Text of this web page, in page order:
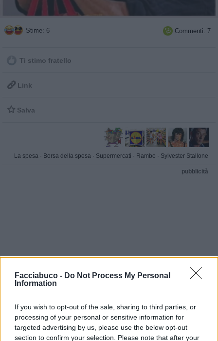
Facciabuco - Do Not Process My Personal
Information
If you wish to opt-out of the sale, sharing to third parties, or
processing of your personal or sensitive information for
targeted advertising by us, please use the below opt-out
section to confirm your selection. Please note that after your
Stime: 6  Commenti: 7
Ti stimo fratello
 Link
 Salva
La spesa · Borsa della spesa · Supermercati · Rambo · Sylvester Stallone
pubblicità